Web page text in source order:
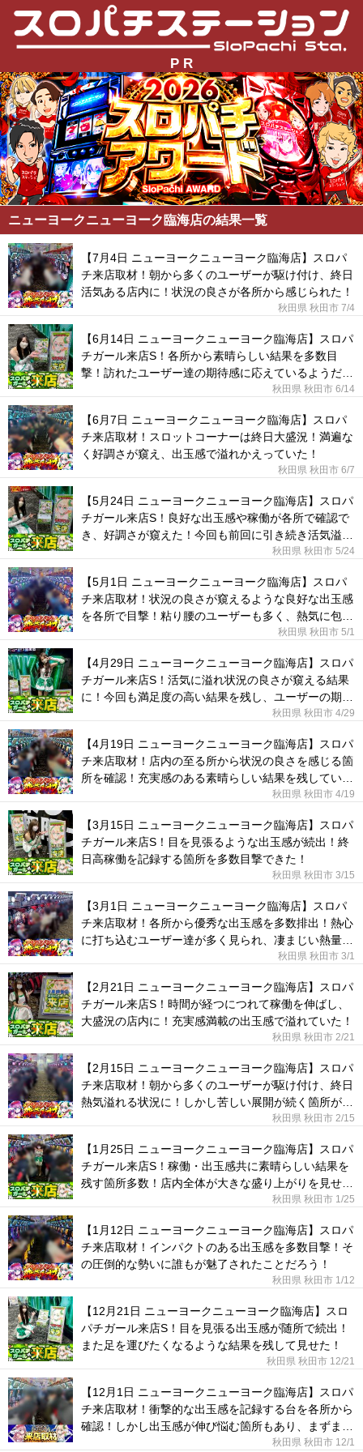
P R
ニューヨークニューヨーク臨海店の結果一覧
【7月4日 ニューヨークニューヨーク臨海店】スロパ
チ来店取材！朝から多くのユーザーが駆け付け、終日
活気ある店内に！状況の良さが各所から感じられた！
秋田県 秋田市 7/4
【6月14日 ニューヨークニューヨーク臨海店】スロパ
チガール来店S！各所から素晴らしい結果を多数目
撃！訪れたユーザー達の期待感に応えているようだっ
秋田県 秋田市 6/14
【6月7日 ニューヨークニューヨーク臨海店】スロパ
チ来店取材！スロットコーナーは終日大盛況！満遍な
く好調さが窺え、出玉感で溢れかえっていた！
秋田県 秋田市 6/7
【5月24日 ニューヨークニューヨーク臨海店】スロパ
チガール来店S！良好な出玉感や稼働が各所で確認で
き、好調さが窺えた！今回も前回に引き続き活気溢れ
秋田県 秋田市 5/24
【5月1日 ニューヨークニューヨーク臨海店】スロパ
チ来店取材！状況の良さが窺えるような良好な出玉感
を各所で目撃！粘り腰のユーザーも多く、熱気に包ま
秋田県 秋田市 5/1
【4月29日 ニューヨークニューヨーク臨海店】スロパ
チガール来店S！活気に溢れ状況の良さが窺える結果
に！今回も満足度の高い結果を残し、ユーザーの期待
秋田県 秋田市 4/29
【4月19日 ニューヨークニューヨーク臨海店】スロパ
チ来店取材！店内の至る所から状況の良さを感じる箇
所を確認！充実感のある素晴らしい結果を残してい
秋田県 秋田市 4/19
【3月15日 ニューヨークニューヨーク臨海店】スロパ
チガール来店S！目を見張るような出玉感が続出！終
日高稼働を記録する箇所を多数目撃できた！
秋田県 秋田市 3/15
【3月1日 ニューヨークニューヨーク臨海店】スロパ
チ来店取材！各所から優秀な出玉感を多数排出！熱心
に打ち込むユーザー達が多く見られ、凄まじい熱量を
秋田県 秋田市 3/1
【2月21日 ニューヨークニューヨーク臨海店】スロパ
チガール来店S！時間が経つにつれて稼働を伸ばし、
大盛況の店内に！充実感満載の出玉感で溢れていた！
秋田県 秋田市 2/21
【2月15日 ニューヨークニューヨーク臨海店】スロパ
チ来店取材！朝から多くのユーザーが駆け付け、終日
熱気溢れる状況に！しかし苦しい展開が続く箇所が多
秋田県 秋田市 2/15
【1月25日 ニューヨークニューヨーク臨海店】スロパ
チガール来店S！稼働・出玉感共に素晴らしい結果を
残す箇所多数！店内全体が大きな盛り上がりを見せ
秋田県 秋田市 1/25
【1月12日 ニューヨークニューヨーク臨海店】スロパ
チ来店取材！インパクトのある出玉感を多数目撃！そ
の圧倒的な勢いに誰もが魅了されたことだろう！
秋田県 秋田市 1/12
【12月21日 ニューヨークニューヨーク臨海店】スロ
パチガール来店S！目を見張る出玉感が随所で続出！
また足を運びたくなるような結果を残して見せた！
秋田県 秋田市 12/21
【12月1日 ニューヨークニューヨーク臨海店】スロパ
チ来店取材！衝撃的な出玉感を記録する台を各所から
確認！しかし出玉感が伸び悩む箇所もあり、まずまず
秋田県 秋田市 12/1